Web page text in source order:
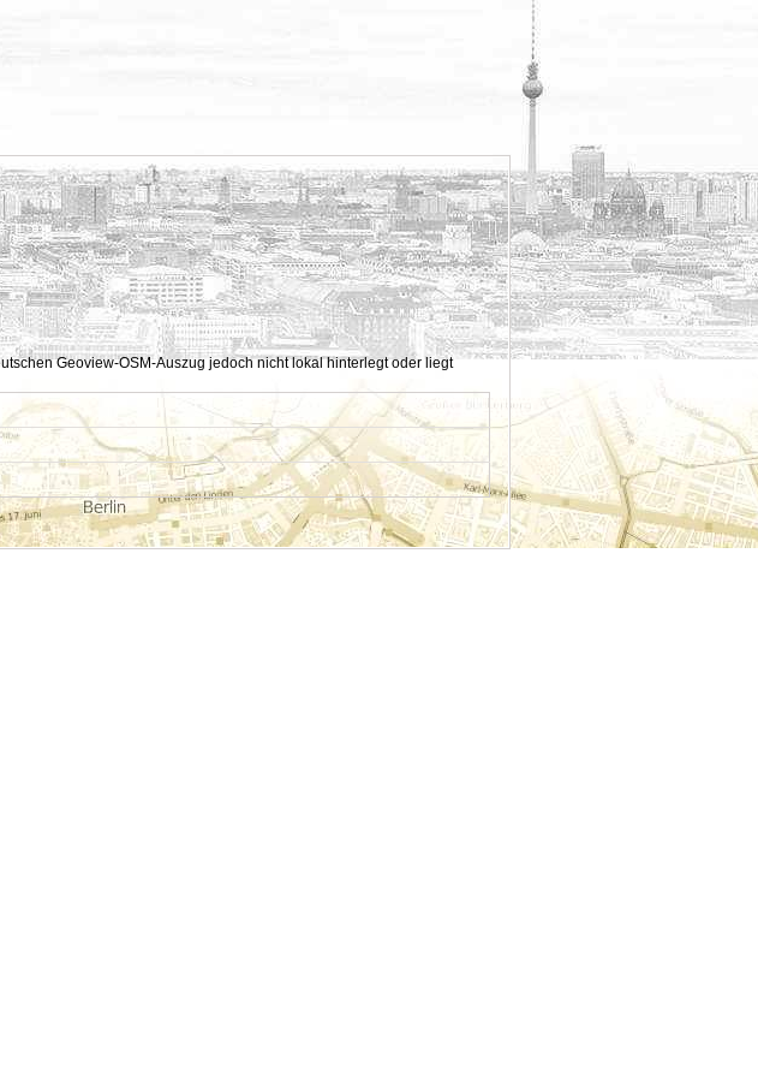
Geoview-OSM-Auszug jedoch nicht lokal hinterlegt oder liegt